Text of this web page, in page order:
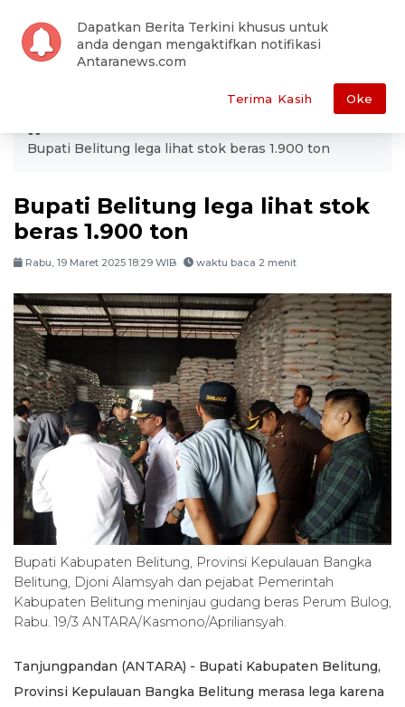
Bupati Belitung lega lihat stok beras 1.900 ton
Bupati Belitung lega lihat stok
beras 1.900 ton
Rabu, 19 Maret 2025 18:29 WIB waktu baca 2 menit
Bupati Kabupaten Belitung, Provinsi Kepulauan Bangka
Belitung, Djoni Alamsyah dan pejabat Pemerintah
Kabupaten Belitung meninjau gudang beras Perum Bulog,
Rabu. 19/3 ANTARA/Kasmono/Apriliansyah.
Tanjungpandan (ANTARA) - Bupati Kabupaten Belitung,
Provinsi Kepulauan Bangka Belitung merasa lega karena
Dapatkan Berita Terkini khusus untuk
anda dengan mengaktifkan notifikasi
Antaranews.com
Oke
Terima Kasih